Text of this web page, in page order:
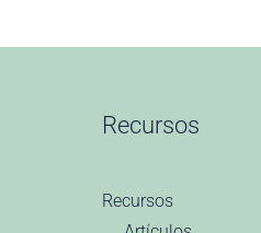
Recursos
Recursos